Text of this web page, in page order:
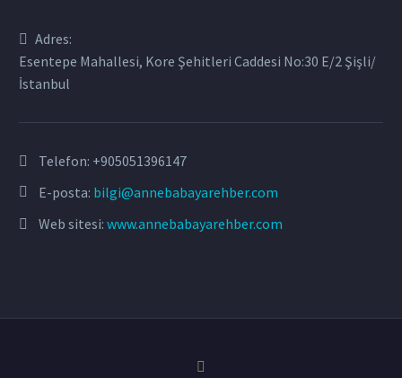
Adres:
Esentepe Mahallesi, Kore Şehitleri Caddesi No:30 E/2 Şişli/
İstanbul
Telefon: +905051396147
E-posta: bilgi@annebabayarehber.com
Web sitesi: www.annebabayarehber.com